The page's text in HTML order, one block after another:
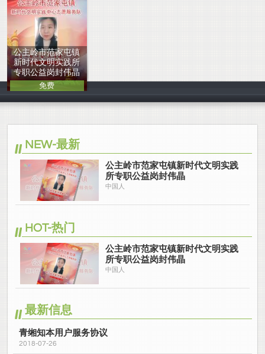
公主岭市范家屯镇
新时代文明实践所
专职公益岗封伟晶
中国人
免费
NEW-最新
公主岭市范家屯镇新时代文明实践
所专职公益岗封伟晶
中国人
HOT-热门
公主岭市范家屯镇新时代文明实践
所专职公益岗封伟晶
中国人
最新信息
青缃知本用户服务协议
2018-07-26